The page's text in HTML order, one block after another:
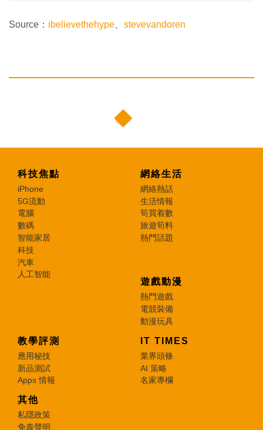
Source： ibelievethehype stevevandoren
科技焦點
iPhone
5G流動
電腦
數碼
智能家居
科技
汽車
人工智能
網絡生活
網絡熱話
生活情報
筍買着數
旅遊筍料
熱門話題
遊戲動漫
熱門遊戲
電競裝備
動漫玩具
教學評測
應用秘技
新品測試
Apps 情報
IT TIMES
業界頭條
AI 策略
名家專欄
其他
私隱政策
免責聲明